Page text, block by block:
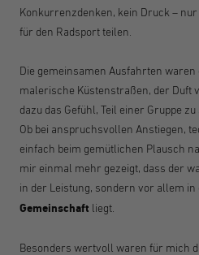
Konkurrenzdenken, kein Druck –
für den Radsport teilen.
Die gemeinsamen Ausfahrten waren
malerische Küstenstraßen, der Duft
dazu das Gefühl, Teil einer Gruppe
Ob bei anspruchsvollen Anstiegen,
einfach beim gemütlichen Plausch
mir einmal mehr gezeigt, dass der
in der Leistung, sondern vor allem in
Gemeinschaft liegt.
Besonders wertvoll waren für mich